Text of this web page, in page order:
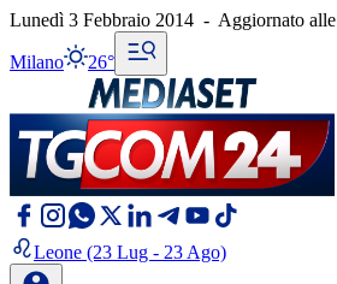
Lunedì 3 Febbraio 2014 - Aggiornato alle
Milano 26°
Leone (23 Lug - 23 Ago)